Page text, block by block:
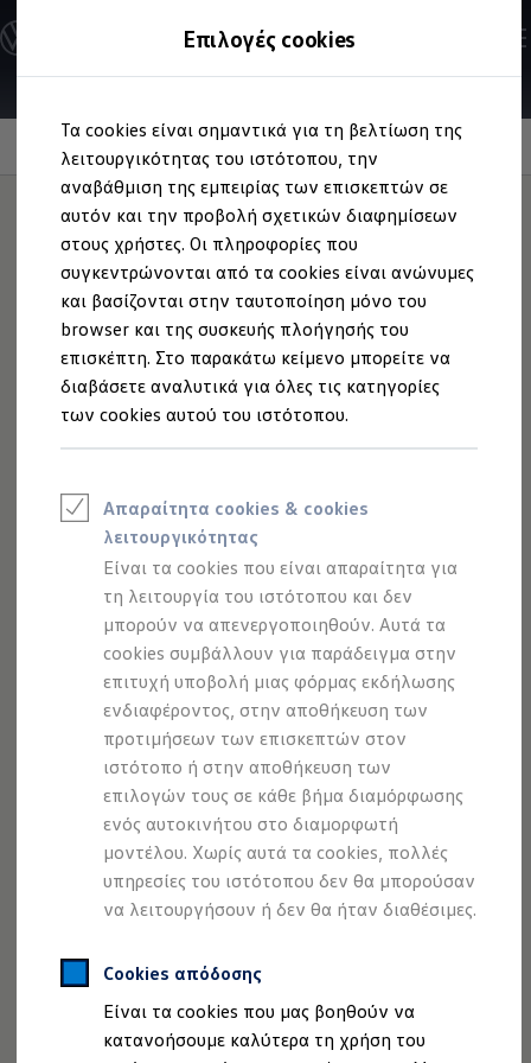
Επιλογές cookies
Τα cookies είναι σημαντικά για τη βελτίωση της
λειτουργικότητας του ιστότοπου, την
αναβάθμιση της εμπειρίας των επισκεπτών σε
αυτόν και την προβολή σχετικών διαφημίσεων
στους χρήστες. Οι πληροφορίες που
συγκεντρώνονται από τα cookies είναι ανώνυμες
και βασίζονται στην ταυτοποίηση μόνο του
browser και της συσκευής πλοήγησής του
επισκέπτη. Στο παρακάτω κείμενο μπορείτε να
διαβάσετε αναλυτικά για όλες τις κατηγορίες
των cookies αυτού του ιστότοπου.
Απαραίτητα cookies & cookies
λειτουργικότητας
Είναι τα cookies που είναι απαραίτητα για
τη λειτουργία του ιστότοπου και δεν
μπορούν να απενεργοποιηθούν. Αυτά τα
cookies συμβάλλουν για παράδειγμα στην
επιτυχή υποβολή μιας φόρμας εκδήλωσης
ενδιαφέροντος, στην αποθήκευση των
προτιμήσεων των επισκεπτών στον
ιστότοπο ή στην αποθήκευση των
επιλογών τους σε κάθε βήμα διαμόρφωσης
ενός αυτοκινήτου στο διαμορφωτή
μοντέλου. Χωρίς αυτά τα cookies, πολλές
υπηρεσίες του ιστότοπου δεν θα μπορούσαν
να λειτουργήσουν ή δεν θα ήταν διαθέσιμες.
Cookies απόδοσης
Είναι τα cookies που μας βοηθούν να
κατανοήσουμε καλύτερα τη χρήση του
στο
περιεχόμενο
στο
footer
Ανακαλύψτε τα Μοντέλα
Διαμορφώστε το Volkswagen σας
Επαγγελματικά Οχήματα Volkswagen
Ηλεκτρικά & eHybrid μοντέλα
Ηλεκτρικά μοντέλα
ID.3 Neo
Νέο ID. Polo
ID.4
ID.4 GTX
ID.5
ID.5 GTX
ID.7
ID.7 GTX
ID. Buzz
ID. Buzz Cargo
ID. CROSS
eHybrid μοντέλα
Golf GTE
Νέο Tayron ehybrid
e-Tools για ηλεκτρικά αυτοκίνητα
Προσομοιωτής αυτονομίας
Προσομοιωτής χρόνου φόρτισης
Προσομοιωτής κόστους φόρτισης
ID. Ενημερώσεις λογισμικού
We Charge - Υπηρεσία Φόρτισης
Εύρεση δημόσιων σημείων φόρτισης
ID. Charger
Ενημέρωση ID.
Πλατφόρμα MEB
Μύθοι & Αλήθειες για την ηλεκτροκίνηση
Πού μπορώ να φορτίσω;
Πόσο μακριά μπορώ να φτάσω;
Πώς μπορώ να πληρώσω;
Πώς μπορώ να φορτίσω;
Η αντλία θερμότητας στα ID.
Η λειτουργία ανάκτησης ενέργειας κατά την
Το σύστημα πέδησης στα ID.
Διαθέσιμα νέα και μεταχειρισμένα αυτοκίνητα
Διαθέσιμα νέα αυτοκίνητα
Χρηματοδότηση και Leasing
Volkswagen Easy Living
Χρηματοδότηση Auto Credit
Χρηματοδότηση Classic Credit
Καινοτόμες Τεχνολογίες
Εσωτερικό
Αισθητική υπεροχήκαι
εσωτερικά